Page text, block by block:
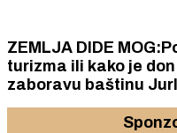
ZEMLJA DIDE
turizma ili kako je don Stipe Perkov oteo
zaboravu baštinu